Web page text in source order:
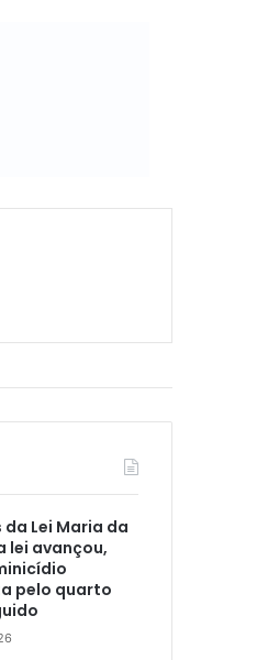
da Lei Maria da
lei avançou,
pelo quarto